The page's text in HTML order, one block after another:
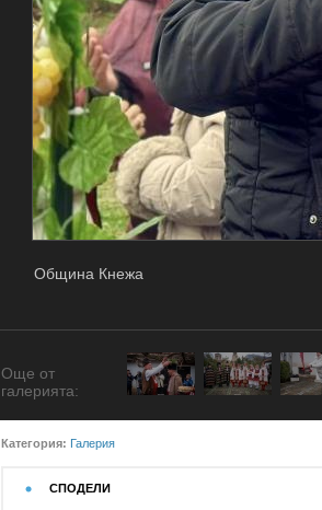
Община Кнежа
Още от
галерията:
Категория: Галерия
СПОДЕЛИ